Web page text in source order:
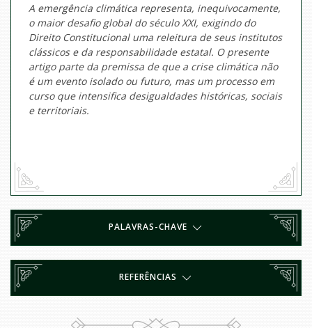
A emergência climática representa, inequivocamente,
o maior desafio global do século XXI, exigindo do
Direito Constitucional uma releitura de seus institutos
clássicos e da responsabilidade estatal. O presente
artigo parte da premissa de que a crise climática não
é um evento isolado ou futuro, mas um processo em
curso que intensifica desigualdades históricas, sociais
e territoriais.
PALAVRAS-CHAVE
REFERÊNCIAS